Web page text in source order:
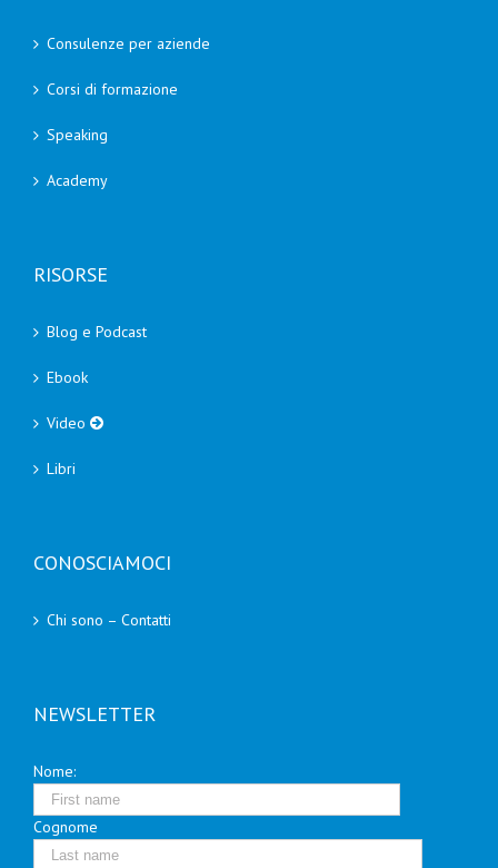
Consulenze per aziende
Corsi di formazione
Speaking
Academy
RISORSE
Blog e Podcast
Ebook
Video
Libri
CONOSCIAMOCI
Chi sono – Contatti
NEWSLETTER
Nome:
Cognome